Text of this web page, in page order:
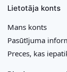
Lietotāja konts
Mans konts
Pasūtījuma
Preces, kas